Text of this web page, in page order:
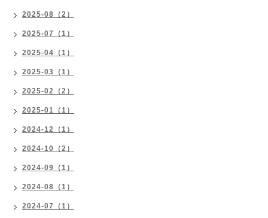
2025-08（2）
2025-07（1）
2025-04（1）
2025-03（1）
2025-02（2）
2025-01（1）
2024-12（1）
2024-10（2）
2024-09（1）
2024-08（1）
2024-07（1）